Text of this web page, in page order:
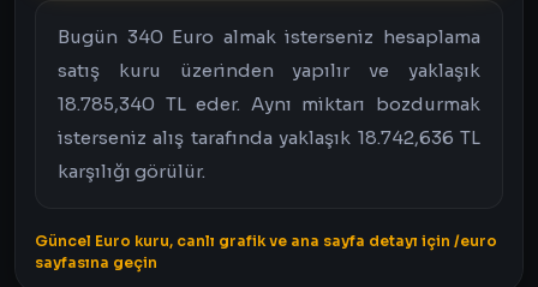
Bugün 340 Euro almak isterseniz hesaplama
satış kuru üzerinden yapılır ve yaklaşık
18.785,340 TL eder. Aynı miktarı bozdurmak
isterseniz alış tarafında yaklaşık 18.742,636 TL
karşılığı görülür.
Güncel Euro kuru, canlı grafik ve ana sayfa detayı için /euro
sayfasına geçin